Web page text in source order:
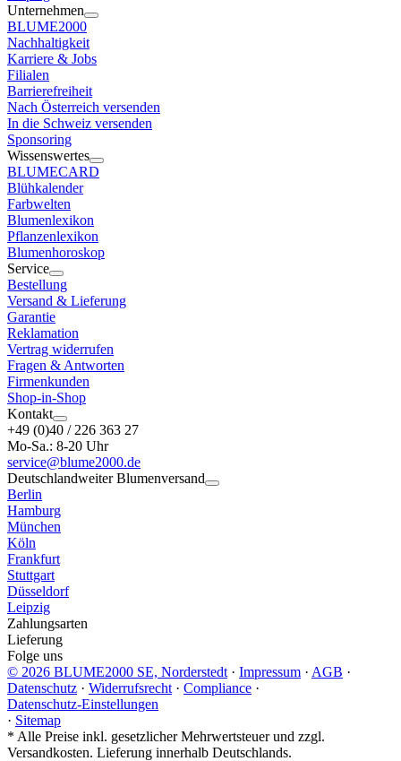
Unternehmen
BLUME2000
Nachhaltigkeit
Karriere & Jobs
Filialen
Barrierefreiheit
Nach Österreich versenden
In die Schweiz versenden
Sponsoring
Wissenswertes
BLUMECARD
Blühkalender
Farbwelten
Blumenlexikon
Pflanzenlexikon
Blumenhoroskop
Service
Bestellung
Versand & Lieferung
Garantie
Reklamation
Vertrag widerrufen
Fragen & Antworten
Firmenkunden
Shop-in-Shop
Kontakt
+49 (0)40 / 226 363 27
Mo-Sa.: 8-20 Uhr
service@blume2000.de
Deutschlandweiter Blumenversand
Berlin
Hamburg
München
Köln
Frankfurt
Stuttgart
Düsseldorf
Leipzig
Zahlungsarten
Lieferung
Folge uns
© 2026 BLUME2000 SE, Norderstedt · Impressum · AGB ·
Datenschutz · Widerrufsrecht · Compliance ·
Datenschutz-Einstellungen
· Sitemap
* Alle Preise inkl. gesetzlicher Mehrwertsteuer und zzgl.
Versandkosten. Lieferung innerhalb Deutschlands.